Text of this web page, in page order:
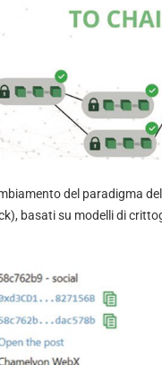
del paradigma
basati su modelli di